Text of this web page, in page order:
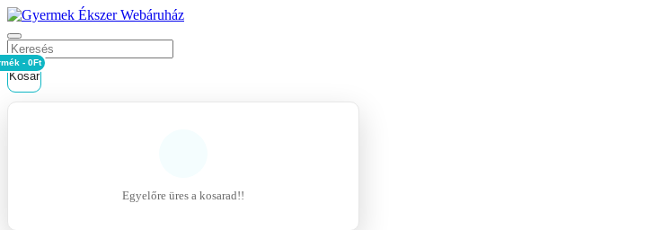
Kosár
- 0Ft
Egyelőre üres a kosarad!!